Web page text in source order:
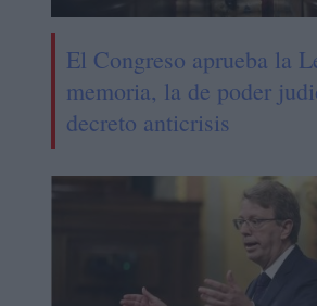
El Congreso aprueba la
memoria, la de poder
decreto anticrisis